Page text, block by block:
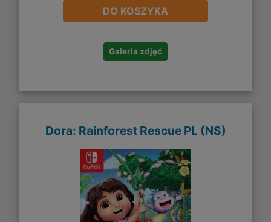
DO KOSZYKA
Galeria zdjęć
Dora: Rainforest Rescue PL (NS)